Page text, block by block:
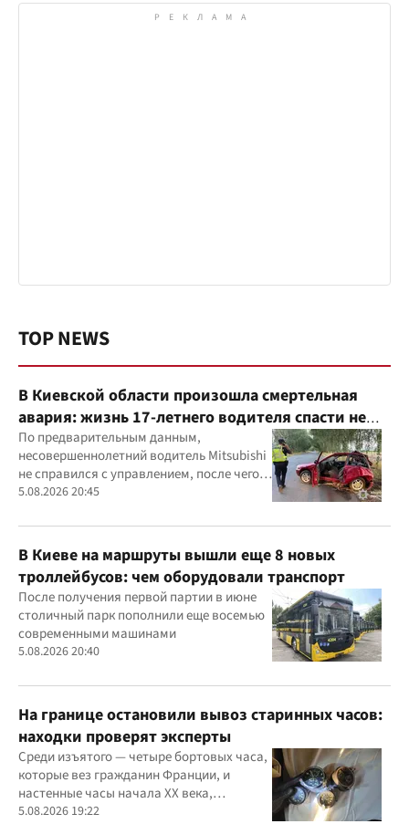
TOP NEWS
В Киевской области произошла смертельная
авария: жизнь 17-летнего водителя спасти не
удалось
По предварительным данным,
несовершеннолетний водитель Mitsubishi
не справился с управлением, после чего
автомобиль врезался в дерево
5.08.2026 20:45
В Киеве на маршруты вышли еще 8 новых
троллейбусов: чем оборудовали транспорт
После получения первой партии в июне
столичный парк пополнили еще восемью
современными машинами
5.08.2026 20:40
На границе остановили вывоз старинных часов:
находки проверят эксперты
Среди изъятого — четыре бортовых часа,
которые вез гражданин Франции, и
настенные часы начала ХХ века,
найденные в автомобиле украинца
5.08.2026 19:22